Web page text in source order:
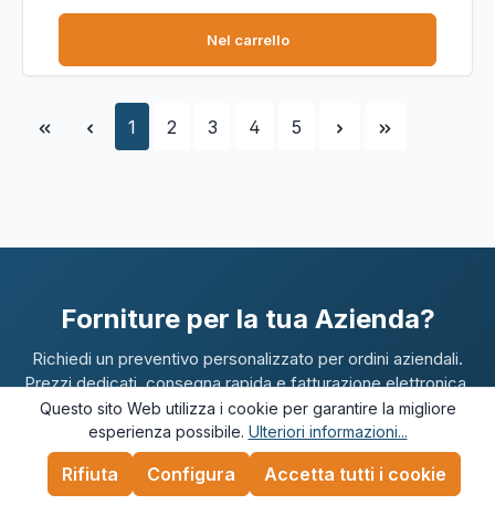
Nel carrello
Pagina
1 Pagina
2 Pagina
3 Pagina
4 Pagina
5
Forniture per la tua Azienda?
Richiedi un preventivo personalizzato per ordini aziendali.
Prezzi dedicati, consegna rapida e fatturazione elettronica.
Questo sito Web utilizza i cookie per garantire la migliore
esperienza possibile. Ulteriori informazioni...
Rifiuta Configura Accetta tutti i cookie